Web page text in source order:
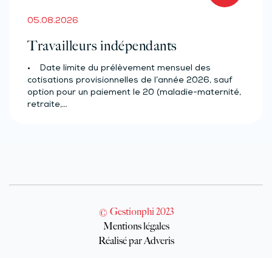
05.08.2026
Travailleurs indépendants
• Date limite du prélèvement mensuel des
cotisations provisionnelles de l’année 2026, sauf
option pour un paiement le 20 (maladie-maternité,
retraite,…
© Gestionphi 2023
Mentions légales
Réalisé par Adveris